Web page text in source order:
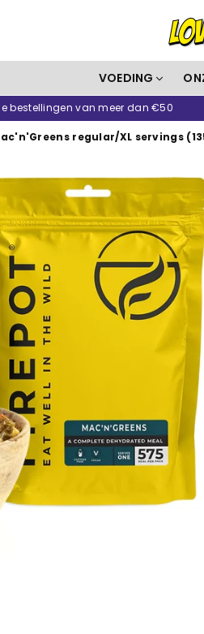
It
It
VOEDING
bestellingen van meer dan €50
Mac'n'Greens regular/XL servings